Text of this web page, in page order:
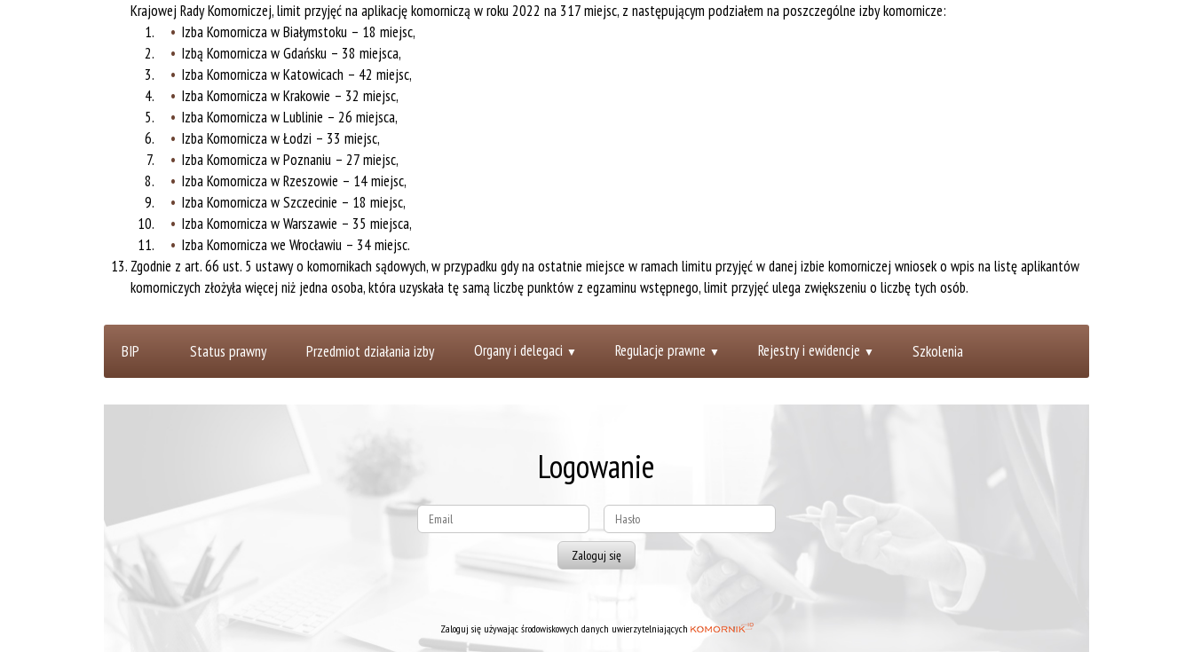
Krajowej Rady Komorniczej, limit przyjęć na aplikację komorniczą w roku 2022 na 317 miejsc, z następującym podziałem na poszczególne izby komornicze:
Izba Komornicza w Białymstoku – 18 miejsc,
Izbą Komornicza w Gdańsku – 38 miejsca,
Izba Komornicza w Katowicach – 42 miejsc,
Izba Komornicza w Krakowie – 32 miejsc,
Izba Komornicza w Lublinie – 26 miejsca,
Izba Komornicza w Łodzi – 33 miejsc,
Izba Komornicza w Poznaniu – 27 miejsc,
Izba Komornicza w Rzeszowie – 14 miejsc,
Izba Komornicza w Szczecinie – 18 miejsc,
Izba Komornicza w Warszawie – 35 miejsca,
Izba Komornicza we Wrocławiu – 34 miejsc.
Zgodnie z art. 66 ust. 5 ustawy o komornikach sądowych, w przypadku gdy na ostatnie miejsce w ramach limitu przyjęć w danej izbie komorniczej wniosek o wpis na listę aplikantów
komorniczych złożyła więcej niż jedna osoba, która uzyskała tę samą liczbę punktów z egzaminu wstępnego, limit przyjęć ulega zwiększeniu o liczbę tych osób.
Status prawny Przedmiot działania izby Organy i delegaci Regulacje prawne Rejestry i ewidencje Szkolenia
Logowanie
Zaloguj się używając środowiskowych danych uwierzytelniających